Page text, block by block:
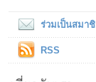
ร่วมเป็นสมา
RSS